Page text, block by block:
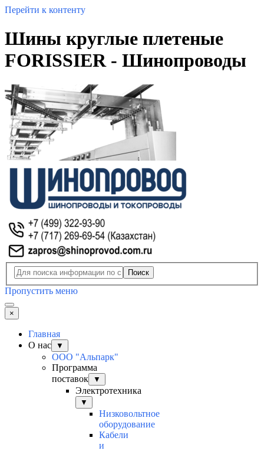
Перейти к контенту
Шины круглые плетеные
FORISSIER - Шинопроводы
Поиск
Пропустить меню
×
Главная
О нас
▼
ООО "Альпарк"
Программа
поставок
▼
Электротехника
▼
Низковольтное
оборудование
Кабели
и